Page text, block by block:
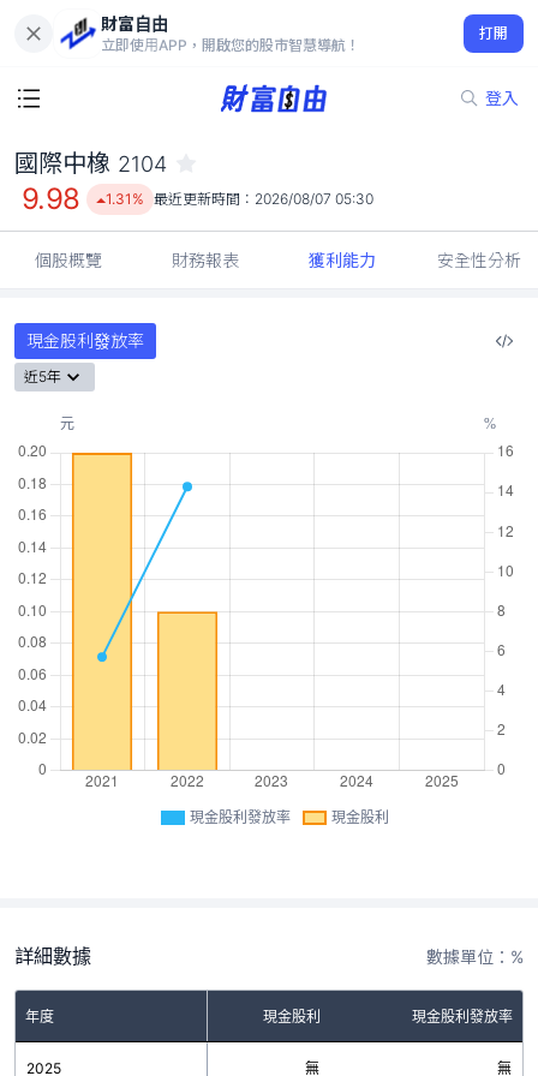
財富自由
立即使用APP，開啟您的股市智慧導航！
打開
登入
9.98
1.31%
國際中橡 2104
9.98 1.31% 最近更新時間： 2026/08/07 05:30
個股概覽 財務報表 獲利能力 安全性分析
現金股利發放率
近5年
現金股利發放率 現金股利
詳細數據 數據單位：%
年度 現金股利 現金股利發放率
2025 無 無